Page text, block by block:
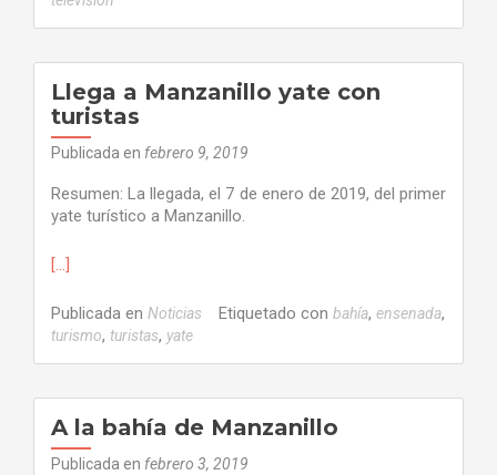
Llega a Manzanillo yate con
turistas
Publicada en febrero 9, 2019
Resumen: La llegada, el 7 de enero de 2019, del primer
yate turístico a Manzanillo.
[…]
Publicada en Noticias Etiquetado con bahía, ensenada,
turismo, turistas, yate
A la bahía de Manzanillo
Publicada en febrero 3, 2019